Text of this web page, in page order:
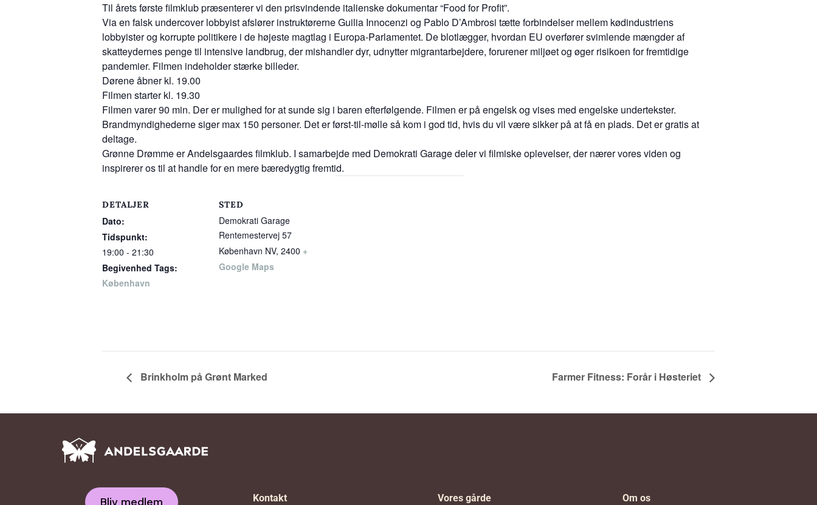
Til årets første filmklub præsenterer vi den prisvindende italienske dokumentar “Food for Profit”.
Via en falsk undercover lobbyist afslører instruktørerne Guilia Innocenzi og Pablo D’Ambrosi tætte forbindelser mellem kødindustriens
lobbyister og korrupte politikere i de højeste magtlag i Europa-Parlamentet. De blotlægger, hvordan EU overfører svimlende mængder af
skatteydernes penge til intensive landbrug, der mishandler dyr, udnytter migrantarbejdere, forurener miljøet og øger risikoen for fremtidige
pandemier. Filmen indeholder stærke billeder.
Dørene åbner kl. 19.00
Filmen starter kl. 19.30
Filmen varer 90 min. Der er mulighed for at sunde sig i baren efterfølgende. Filmen er på engelsk og vises med engelske undertekster.
Brandmyndighederne siger max 150 personer. Det er først-til-mølle så kom i god tid, hvis du vil være sikker på at få en plads. Det er gratis at
deltage.
Grønne Drømme er Andelsgaardes filmklub. I samarbejde med Demokrati Garage deler vi filmiske oplevelser, der nærer vores viden og
inspirerer os til at handle for en mere bæredygtig fremtid.
DETALJER
Dato:
Tidspunkt:
19:00 - 21:30
Begivenhed Tags:
København
STED
Demokrati Garage
Rentemestervej 57
København NV, 2400 +
Google Maps
Brinkholm på Grønt Marked Farmer Fitness: Forår i Høsteriet
Bliv medlem
Kontakt
Vores gårde
Om os